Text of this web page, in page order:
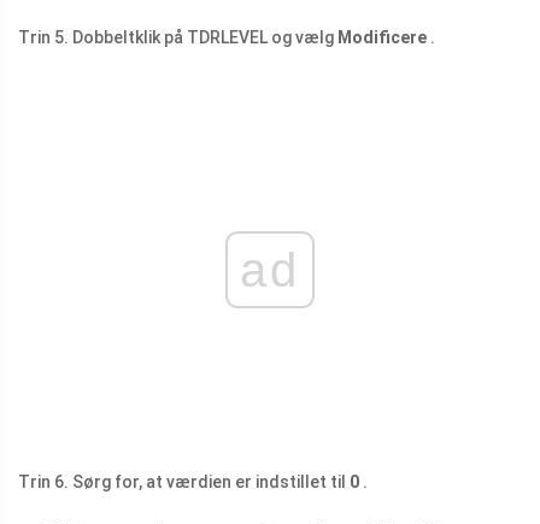
Trin 5. Dobbeltklik på TDRLEVEL og vælg Modificere .
ad
Trin 6. Sørg for, at værdien er indstillet til 0 .